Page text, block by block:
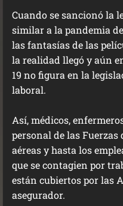
Cuando se sancionó la
similar a la pandemia
las fantasías de las
la realidad llegó y aún
19 no figura en la
laboral.
Así, médicos,
personal de las
aéreas y hasta los
que se contagien por
están cubiertos por las
asegurador.